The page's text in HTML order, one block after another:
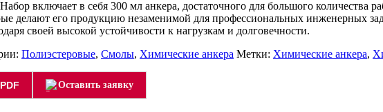
включает в себя 300 мл анкера, достаточного для большого количества
делают его продукцию незаменимой для профессиональных инженерных
своей высокой устойчивости к нагрузкам и долговечности.
Полиэстеровые, Смолы, Химические анкера Метки: Химические анкера,
Оставить заявку